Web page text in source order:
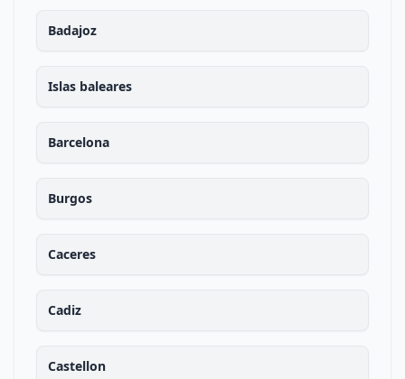
Badajoz
Islas baleares
Barcelona
Burgos
Caceres
Cadiz
Castellon